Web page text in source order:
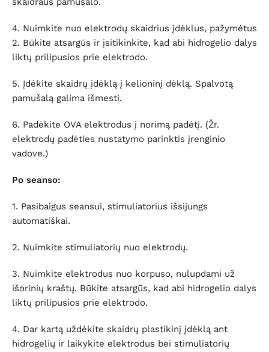
4. Nuimkite nuo elektrodų skaidrius įdėklus, pažymėtus
2. Būkite atsargūs ir įsitikinkite, kad abi hidrogelio dalys
liktų prilipusios prie elektrodo.
5. Įdėkite skaidrų įdėklą į kelioninį dėklą. Spalvotą
pamušalą galima išmesti.
6. Padėkite OVA elektrodus į norimą padėtį. (Žr.
elektrodų padėties nustatymo parinktis įrenginio
vadove.)
Po seanso:
1. Pasibaigus seansui, stimuliatorius išsijungs
automatiškai.
2. Nuimkite stimuliatorių nuo elektrodų.
3. Nuimkite elektrodus nuo korpuso, nulupdami už
išorinių kraštų. Būkite atsargūs, kad abi hidrogelio dalys
liktų prilipusios prie elektrodo.
4. Dar kartą uždėkite skaidrų plastikinį įdėklą ant
hidrogelių ir laikykite elektrodus bei stimuliatorių